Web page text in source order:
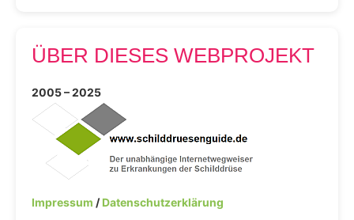
ÜBER DIESES WEBPROJEKT
2005 – 2025
Impressum /Datenschutzerklärung